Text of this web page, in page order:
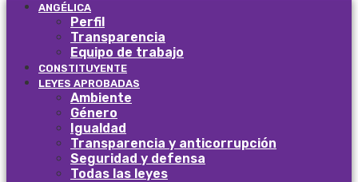
ANGÉLICA
Perfil
Transparencia
Equipo de trabajo
CONSTITUYENTE
LEYES APROBADAS
Ambiente
Género
Igualdad
Transparencia y anticorrupción
Seguridad y defensa
Todas las leyes